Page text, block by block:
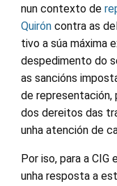
nun contexto de
Quirón contra as
tivo a súa máxima
despedimento do
as sancións
de representación,
dos dereitos das
unha atención de
Por iso, para a
unha resposta a